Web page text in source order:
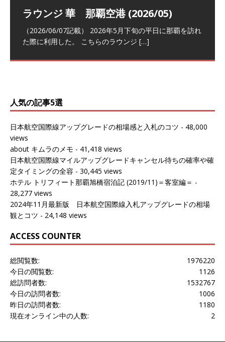
祝！日本航空・マリオットの戦略パー
トナーシップによるFOP無料付与とス
テイタスマッチ
ラウンジ 華 那覇空港 (2026/05)
（2026/06/07記載） 2026年5月下旬の平日に那覇を訪れ
た際に利用した。 こちらのラウンジ […]
The Coral Executive Lounge スワ
ンナプーム国際空港国内線ラウンジ
(2026/01)
日本航空 羽田空港国際線ファースト
クラスラウンジ (2026/01)
（2026/03/18記載） 2026年1月、毎年恒例の新年の羽田
バンコクエアウェイズ スワンナプー
ム国際空港国内線ラウンジ (2026/01)
（2026/03/13記載） 2026年1月上旬にバンコク経由でチ
人気の記事5選
日本航空国際線アップグレードの相場感と入札のコツ - 48,000
views
about キムラのメモ - 41,418 views
日本航空国際線マイルアップグレードキャンセル待ちの確率や確
定タイミングの全容 - 30,445 views
ホテル トリフィート那覇旭橋宿泊記 (2019/11)＝客室編＝ -
28,277 views
2024年11月最新版 日本航空国際線入札アップグレードの相場
観とコツ - 24,148 views
ACCESS COUNTER
1976220
総閲覧数:
1126
今日の閲覧数:
1532767
総訪問者数:
1006
今日の訪問者数:
1180
昨日の訪問者数:
2
現在オンライン中の人数: